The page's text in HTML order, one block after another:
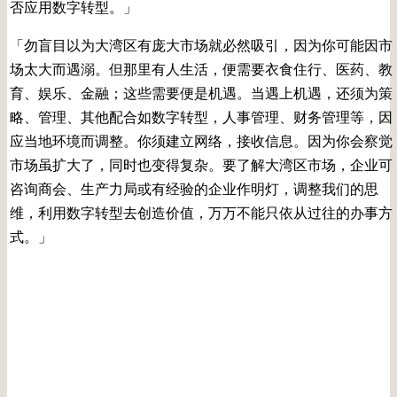
否应用数字转型。」
「勿盲目以为大湾区有庞大市场就必然吸引，因为你可能因市
场太大而遇溺。但那里有人生活，便需要衣食住行、医药、教
育、娱乐、金融；这些需要便是机遇。当遇上机遇，还须为策
略、管理、其他配合如数字转型，人事管理、财务管理等，因
应当地环境而调整。你须建立网络，接收信息。因为你会察觉
市场虽扩大了，同时也变得复杂。要了解大湾区市场，企业可
咨询商会、生产力局或有经验的企业作明灯，调整我们的思
维，利用数字转型去创造价值，万万不能只依从过往的办事方
式。」